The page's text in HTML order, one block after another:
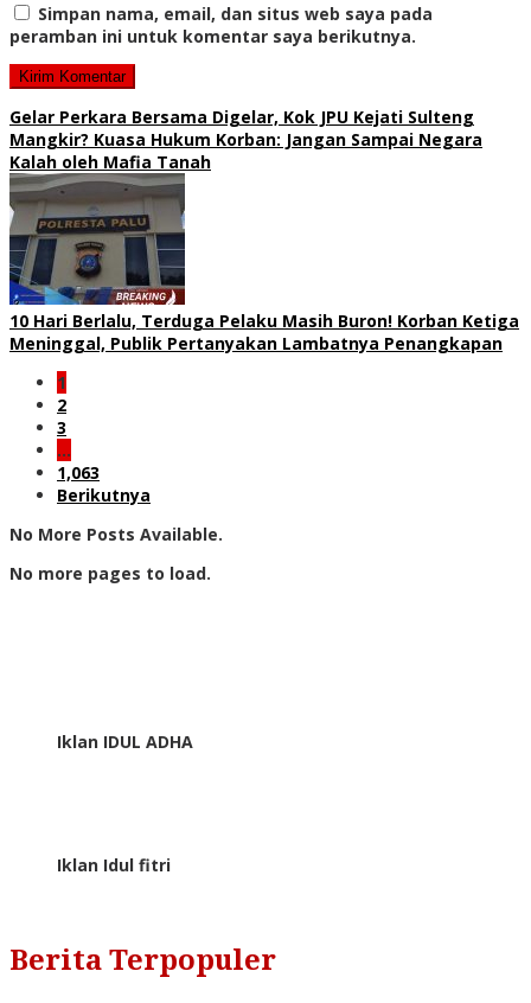
Simpan nama, email, dan situs web saya pada
peramban ini untuk komentar saya berikutnya.
Gelar Perkara Bersama Digelar, Kok JPU Kejati Sulteng
Mangkir? Kuasa Hukum Korban: Jangan Sampai Negara
Kalah oleh Mafia Tanah
10 Hari Berlalu, Terduga Pelaku Masih Buron! Korban Ketiga
Meninggal, Publik Pertanyakan Lambatnya Penangkapan
1
2
3
…
1,063
Berikutnya
No More Posts Available.
No more pages to load.
Iklan IDUL ADHA
Iklan Idul fitri
Berita Terpopuler